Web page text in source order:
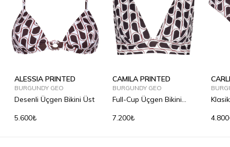
ALESSIA PRINTED
BURGUNDY GEO
Desenli Üçgen Bikini Üst
5.600₺
CAMILA PRINTED
BURGUNDY GEO
Full-Cup Üçgen Bikini
7.200₺